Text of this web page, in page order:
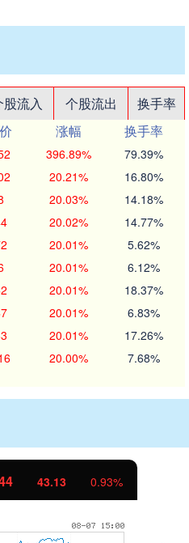
股流入 个股流出
换手率
涨幅
换手率
396.89% 79.39%
20.21% 16.80%
20.03% 14.18%
20.02% 14.77%
20.01% 5.62%
20.01% 6.12%
20.01% 18.37%
20.01% 6.83%
20.01% 17.26%
20.00% 7.68%
43.13 0.93%